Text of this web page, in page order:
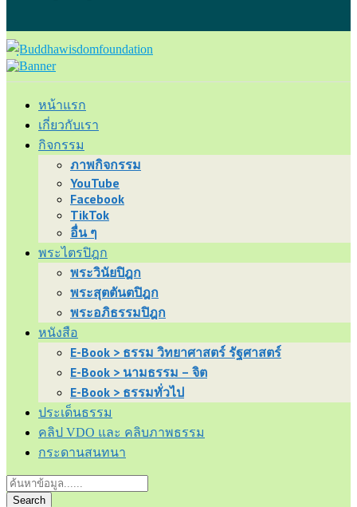
หน้าแรก
เกี่ยวกับเรา
กิจกรรม
ภาพกิจกรรม
YouTube
Facebook
TikTok
อื่น ๆ
พระไตรปิฎก
พระวินัยปิฎก
พระสุตตันตปิฎก
พระอภิธรรมปิฎก
หนังสือ
E-Book > ธรรม วิทยาศาสตร์ รัฐศาสตร์
E-Book > นามธรรม – จิต
E-Book > ธรรมทั่วไป
ประเด็นธรรม
คลิป VDO และ คลิบภาพธรรม
กระดานสนทนา
Search